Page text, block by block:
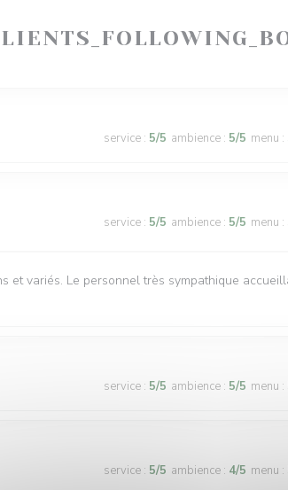
service : 5/5 ambience : 5/5 menu :
service : 5/5 ambience : 5/5 menu :
et variés. Le personnel très sympathique
service : 5/5 ambience : 5/5 menu :
service : 5/5 ambience : 4/5 menu :